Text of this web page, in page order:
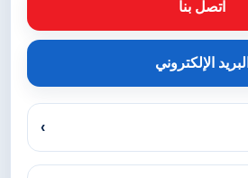
اتصل بنا
البريد الإلكتروني
›